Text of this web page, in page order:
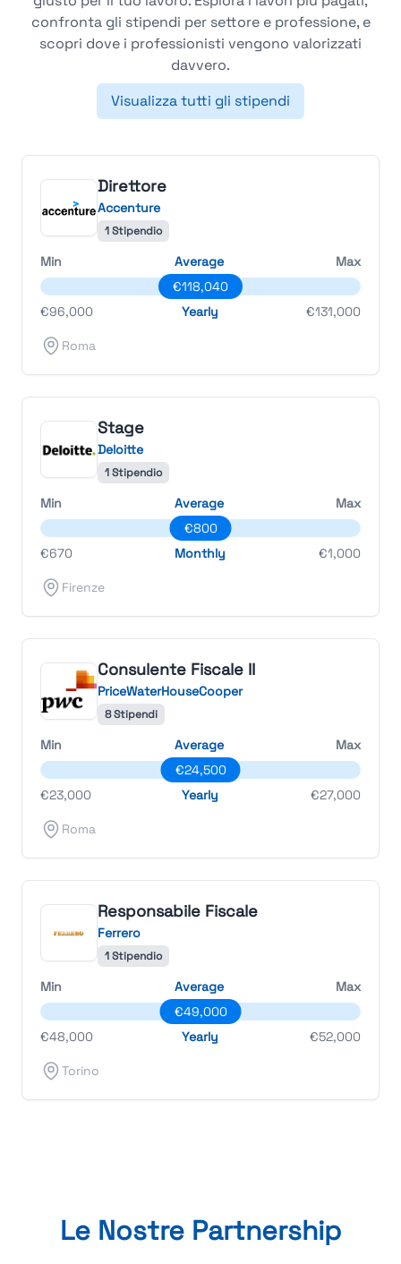
confronta gli stipendi per settore e professione, e
scopri dove i professionisti vengono valorizzati
davvero.
Visualizza tutti gli stipendi
Direttore
Accenture
1 Stipendio
Min Average
Max
€118,040
€96,000
Yearly €131,000
Roma
Stage
Deloitte
1 Stipendio
Min Average
Max
€800
€670
Monthly €1,000
Firenze
Consulente Fiscale II
PriceWaterHouseCooper
8 Stipendi
Min Average
Max
€24,500
€23,000
Yearly €27,000
Roma
Responsabile Fiscale
Ferrero
1 Stipendio
Min Average
Max
€49,000
€48,000
Yearly €52,000
Torino
Le Nostre Partnership